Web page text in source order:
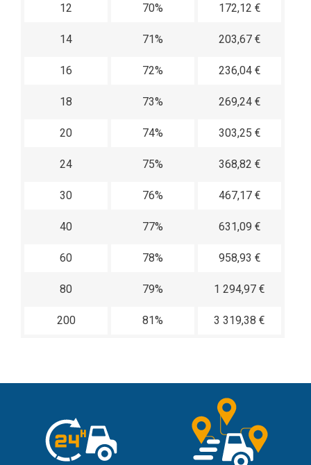
12 70% 172,12 €
14 71% 203,67 €
16 72% 236,04 €
18 73% 269,24 €
20 74% 303,25 €
24 75% 368,82 €
30 76% 467,17 €
40 77% 631,09 €
60 78% 958,93 €
80 79% 1 294,97 €
200 81% 3 319,38 €